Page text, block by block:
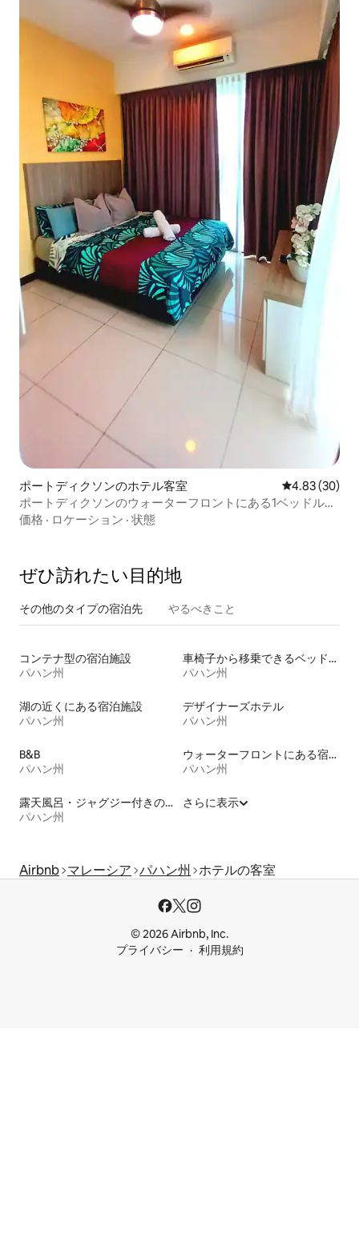
ポートディクソンのホテル客室 レビュー30
4.83 (30)
ポートディクソンのウォーターフロントにある1ベッドルー
ムのホテル
価格 · ロケーション · 状態
ぜひ訪⁠れ⁠た⁠い目⁠的⁠地
その他のタ⁠イ⁠プ⁠の宿⁠泊⁠先 やるべきこと
コンテナ型の宿泊施設
パハン州
車椅子から移乗できるベッドがある宿泊施設
パハン州
湖の近くにある宿泊施設
パハン州
デザイナーズホテル
パハン州
B&B
パハン州
ウォーターフロントにある宿泊施設
パハン州
露天風呂・ジャグジー付きの宿泊施設
パハン州
さらに表示
Airbnb マレーシア パハン州 ホテルの客室
© 2026 Airbnb, Inc.
プライバシー
利用規約